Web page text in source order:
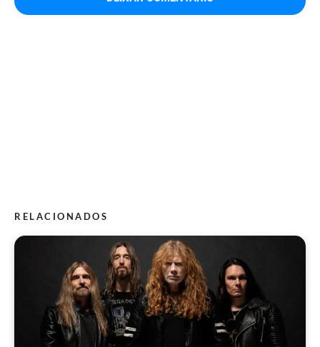
RELACIONADOS